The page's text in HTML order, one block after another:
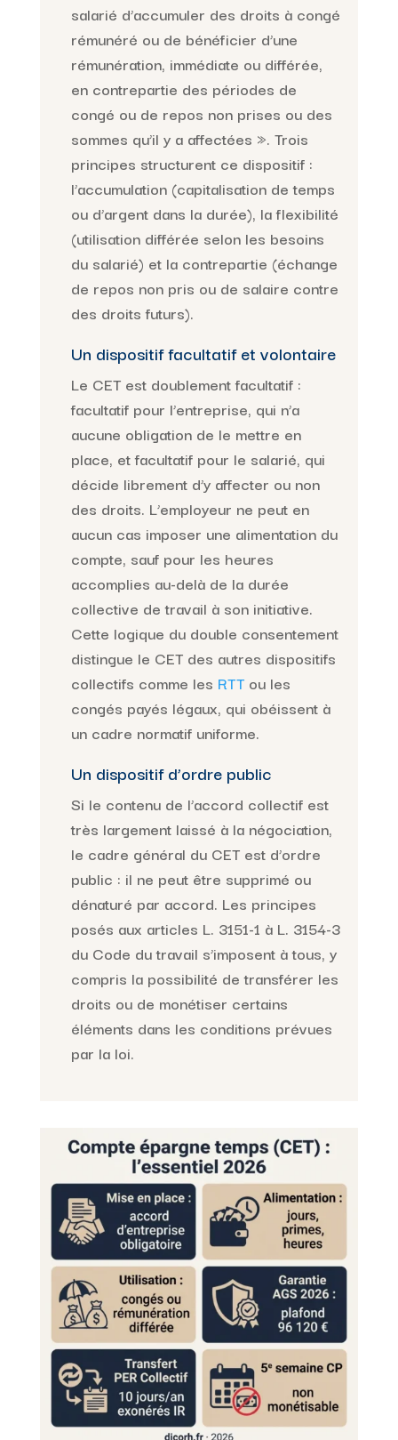
salarié d’accumuler des droits à congé
rémunéré ou de bénéficier d’une
rémunération, immédiate ou différée,
en contrepartie des périodes de
congé ou de repos non prises ou des
sommes qu’il y a affectées ». Trois
principes structurent ce dispositif :
l’accumulation (capitalisation de temps
ou d’argent dans la durée), la flexibilité
(utilisation différée selon les besoins
du salarié) et la contrepartie (échange
de repos non pris ou de salaire contre
des droits futurs).
Un dispositif facultatif et volontaire
Le CET est doublement facultatif :
facultatif pour l’entreprise, qui n’a
aucune obligation de le mettre en
place, et facultatif pour le salarié, qui
décide librement d’y affecter ou non
des droits. L’employeur ne peut en
aucun cas imposer une alimentation du
compte, sauf pour les heures
accomplies au-delà de la durée
collective de travail à son initiative.
Cette logique du double consentement
distingue le CET des autres dispositifs
collectifs comme les RTTou les
congés payés légaux, qui obéissent à
un cadre normatif uniforme.
Un dispositif d’ordre public
Si le contenu de l’accord collectif est
très largement laissé à la négociation,
le cadre général du CET est d’ordre
public : il ne peut être supprimé ou
dénaturé par accord. Les principes
posés aux articles L. 3151-1 à L. 3154-3
du Code du travail s’imposent à tous, y
compris la possibilité de transférer les
droits ou de monétiser certains
éléments dans les conditions prévues
par la loi.